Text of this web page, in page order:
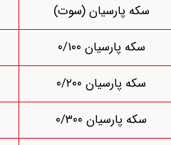
سکه پارسیان (سوت)
سکه پارسیان ۰/۱۰۰
سکه پارسیان ۰/۲۰۰
سکه پارسیان ۰/۳۰۰